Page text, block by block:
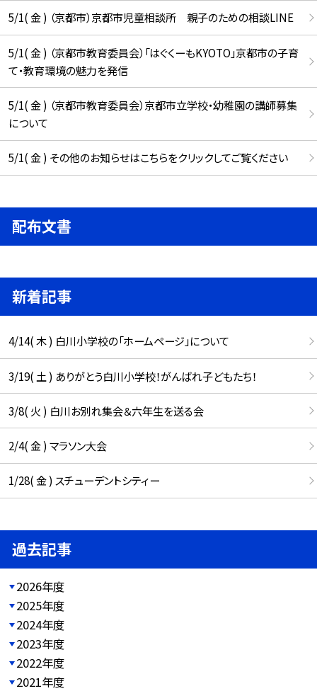
5/1( 金 ) （京都市）京都市児童相談所 親子のための相談LINE
5/1( 金 ) （京都市教育委員会）「はぐくーもKYOTO」京都市の子育
て・教育環境の魅力を発信
5/1( 金 ) （京都市教育委員会）京都市立学校・幼稚園の講師募集
について
5/1( 金 ) その他のお知らせはこちらをクリックしてご覧ください
配布文書
新着記事
4/14( 木 ) 白川小学校の「ホームページ」について
3/19( 土 ) ありがとう白川小学校！がんばれ子どもたち！
3/8( 火 ) 白川お別れ集会＆六年生を送る会
2/4( 金 ) マラソン大会
1/28( 金 ) スチューデントシティー
過去記事
2026年度
2025年度
2024年度
2023年度
2022年度
2021年度